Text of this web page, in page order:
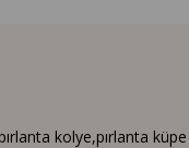
kolye,pırlanta